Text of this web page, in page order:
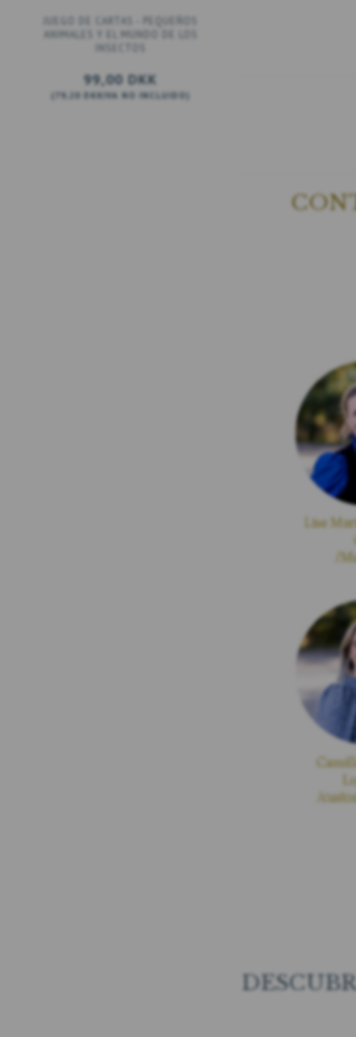
JUEGO DE CARTAS - PEQUEÑOS
ANIMALES Y EL MUNDO DE LOS
INSECTOS
99,00 DKK
79,20 DKKIVA NO INCLUIDO)